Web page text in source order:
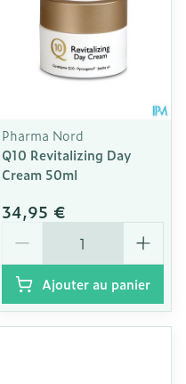
Pharma Nord
Q10 Revitalizing Day
Cream 50ml
34,95 €
Ajouter au panier